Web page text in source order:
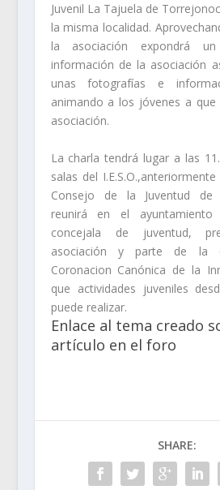
Juvenil La Tajuela de
la misma localidad.
la asociación expondrá
información de la asociación
unas fotografías e
animando a los jóvenes a
asociación.
La charla tendrá lugar a las
salas del
Consejo de la Juventud de
reunirá en el
concejala de juventud,
asociación y parte de la
Coronacion Canónica de la
que actividades juveniles
puede realizar.
Enlace al tema creado
artículo en el foro
SHARE: